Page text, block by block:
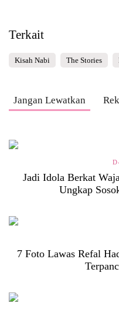
Terkait
Kisah Nabi The Stories
Jangan Lewatkan
Jadi Idola Berkat
Ungkap
7 Foto Lawas Refal